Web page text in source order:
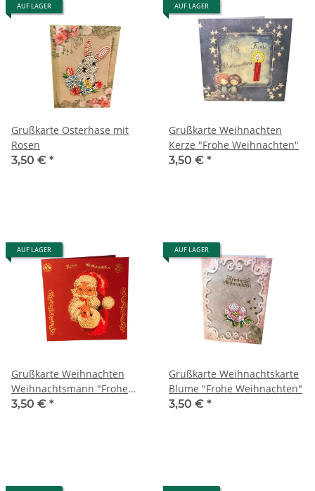
AUF LAGER
Grußkarte Osterhase mit
Rosen
3,50 € *
AUF LAGER
Grußkarte Weihnachten
Kerze "Frohe Weihnachten"
3,50 € *
AUF LAGER
Grußkarte Weihnachten
Weihnachtsmann "Frohe
Weihnachten"
3,50 € *
AUF LAGER
Grußkarte Weihnachtskarte
Blume "Frohe Weihnachten"
3,50 € *